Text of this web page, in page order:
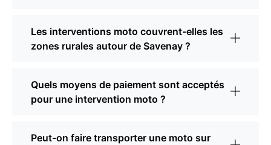
Les interventions moto couvrent-elles les
zones rurales autour de Savenay ?
Quels moyens de paiement sont acceptés
pour une intervention moto ?
Peut-on faire transporter une moto sur